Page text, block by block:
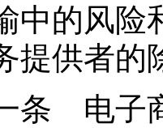
中的风险
提供者的
电子商